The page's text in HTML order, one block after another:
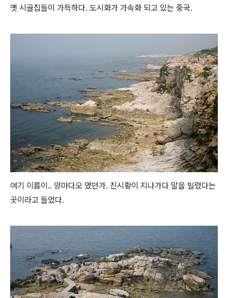
옛 시골집들이 가득하다. 도시화가 가속화 되고 있는 중국.
여기 이름이.. 양마다오 였던가. 진시황이 지나가다 말을 빌렸다는
곳이라고 들었다.